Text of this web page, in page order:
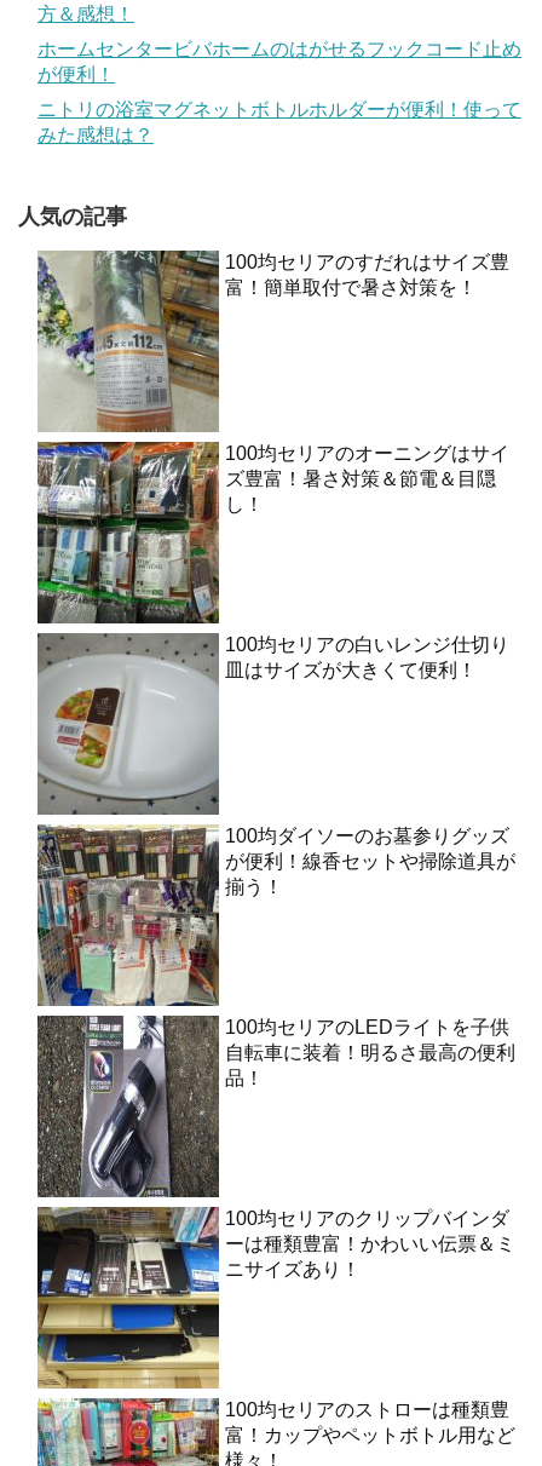
方＆感想！
ホームセンタービバホームのはがせるフックコード止め
が便利！
ニトリの浴室マグネットボトルホルダーが便利！使って
みた感想は？
人気の記事
100均セリアのすだれはサイズ豊
富！簡単取付で暑さ対策を！
100均セリアのオーニングはサイ
ズ豊富！暑さ対策＆節電＆目隠
し！
100均セリアの白いレンジ仕切り
皿はサイズが大きくて便利！
100均ダイソーのお墓参りグッズ
が便利！線香セットや掃除道具が
揃う！
100均セリアのLEDライトを子供
自転車に装着！明るさ最高の便利
品！
100均セリアのクリップバインダ
ーは種類豊富！かわいい伝票＆ミ
ニサイズあり！
100均セリアのストローは種類豊
富！カップやペットボトル用など
様々！